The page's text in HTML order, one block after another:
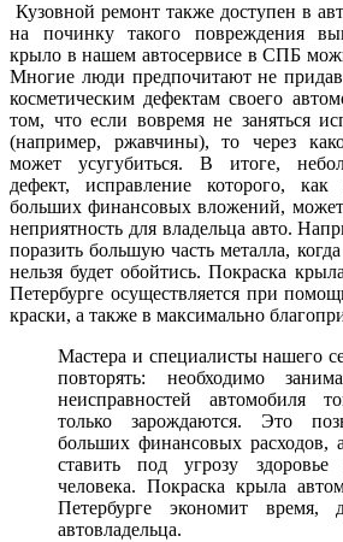
Кузовной ремонт также доступен в
на починку такого повреждения
крыло в нашем автосервисе в СПБ
Многие люди предпочитают не
косметическим дефектам своего
том, что если вовремя не заняться
(например, ржавчины), то через
может усугубиться. В итоге,
дефект, исправление которого,
больших финансовых вложений,
неприятность для владельца авто.
поразить большую часть металла,
нельзя будет обойтись. Покраска
Петербурге осуществляется при
краски, а также в максимально
Мастера и специалисты нашего
повторять: необходимо
неисправностей автомобиля
только зарождаются. Это
больших финансовых расходов,
ставить под угрозу здоровье
человека. Покраска крыла
Петербурге экономит
автовладельца.